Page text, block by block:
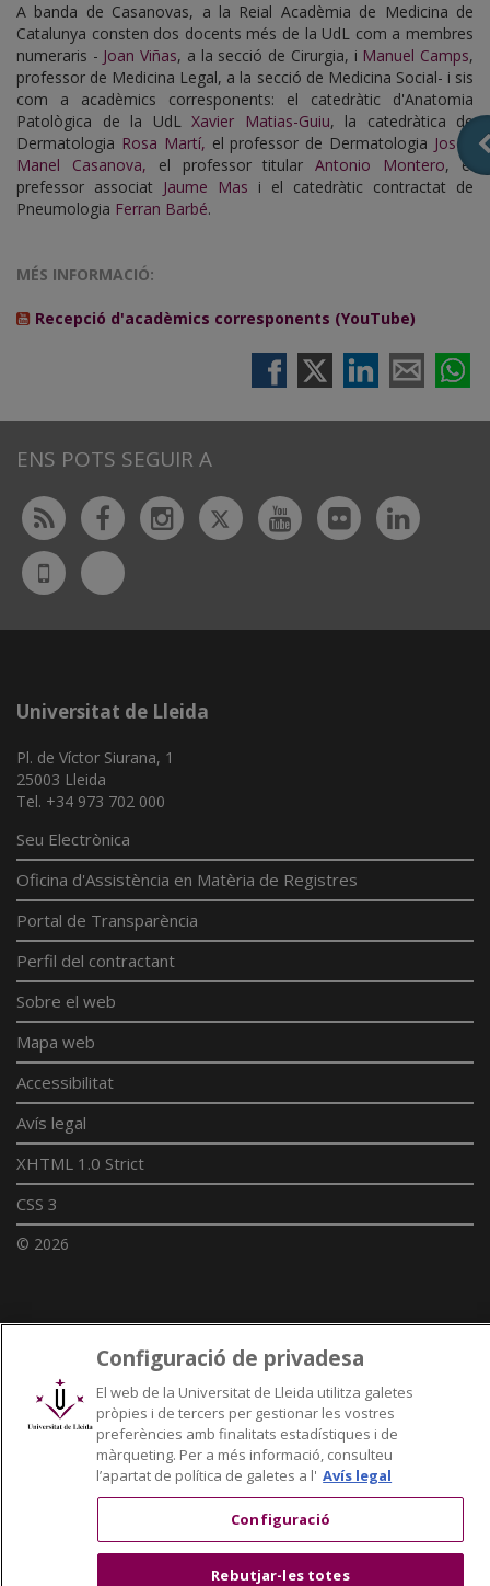
A banda de Casanovas, a la Reial Acadèmia de Medicina de
Catalunya consten dos docents més de la UdL com a membres
numeraris - Joan Viñas, a la secció de Cirurgia, i Manuel Camps,
professor de Medicina Legal, a la secció de Medicina Social- i sis
com a acadèmics corresponents: el catedràtic d'Anatomia
Patològica de la UdL Xavier Matias-Guiu, la catedràtica de
Dermatologia Rosa Martí, el professor de Dermatologia Josep
Manel Casanova, el professor titularAntonio Montero, el
prefessor associat
Jaume Mas i el catedràtic contractat de
Pneumologia Ferran Barbé.
MÉS INFORMACIÓ:
Recepció d'acadèmics corresponents (YouTube)
ENS POTS SEGUIR A
Rss FacebookInstagram
TwitterYoutubeFlickr
UdL
App
Bluesky
Universitat de Lleida
Pl. de Víctor Siurana, 1
25003 Lleida
Tel. +34 973 702 000
Seu Electrònica
Oficina d'Assistència en Matèria de Registres
Portal de Transparència
Perfil del contractant
Sobre el web
Mapa web
Accessibilitat
Avís legal
XHTML 1.0 Strict
CSS 3
© 2026
Enllaços UdL
Xarxes universitàries
Configuració de privadesa
El web de la Universitat de Lleida utilitza galetes
pròpies i de tercers per gestionar les vostres
preferències amb finalitats estadístiques i de
màrqueting. Per a més informació, consulteu
l’apartat de política de galetes a l' Avís legal
Configuració
Rebutjar-les totes